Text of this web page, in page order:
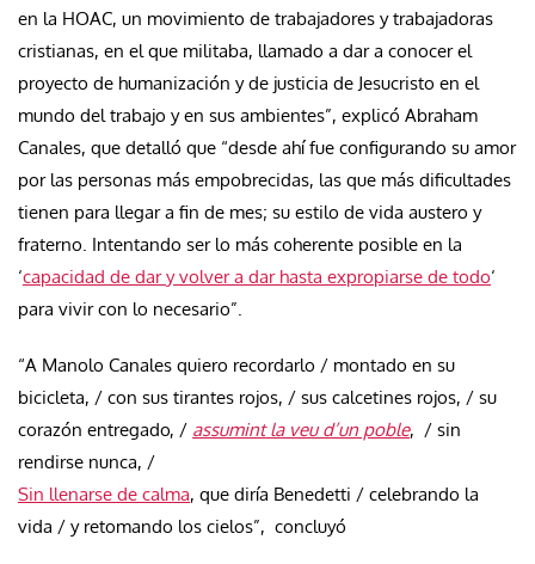
en la HOAC, un movimiento de trabajadores y trabajadoras
cristianas, en el que militaba, llamado a dar a conocer el
proyecto de humanización y de justicia de Jesucristo en el
mundo del trabajo y en sus ambientes”, explicó Abraham
Canales, que detalló que “desde ahí fue configurando su amor
por las personas más empobrecidas, las que más dificultades
tienen para llegar a fin de mes; su estilo de vida austero y
fraterno. Intentando ser lo más coherente posible en la
‘capacidad de dar y volver a dar hasta expropiarse de todo‘
para vivir con lo necesario”.
“A Manolo Canales quiero recordarlo / montado en su
bicicleta, / con sus tirantes rojos, / sus calcetines rojos, / su
corazón entregado, / assumint la veu d’un poble, / sin
rendirse nunca, /
Sin llenarse de calma, que diría Benedetti / celebrando la
vida / y retomando los cielos”, concluyó